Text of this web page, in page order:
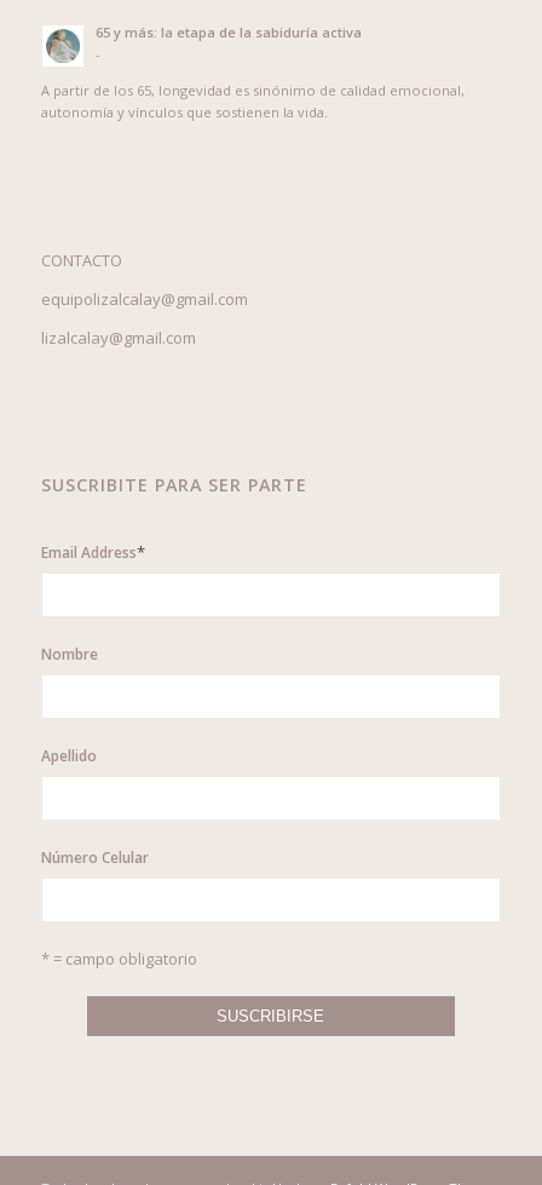
65 y más: la etapa de la sabiduría activa
-
A partir de los 65, longevidad es sinónimo de calidad emocional,
autonomía y vínculos que sostienen la vida.
CONTACTO
equipolizalcalay@gmail.com
lizalcalay@gmail.com
SUSCRIBITE PARA SER PARTE
Email Address*
Nombre
Apellido
Número Celular
* = campo obligatorio